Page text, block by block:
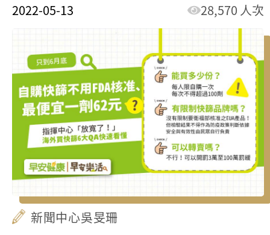
2022-05-13 28,570 人次
新聞中心吳旻珊